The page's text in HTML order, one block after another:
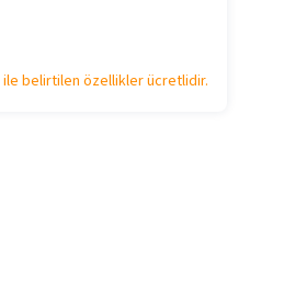
ile belirtilen özellikler ücretlidir.